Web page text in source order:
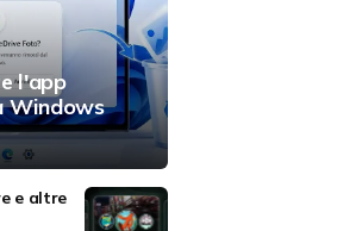
l'app
Windows
e altre